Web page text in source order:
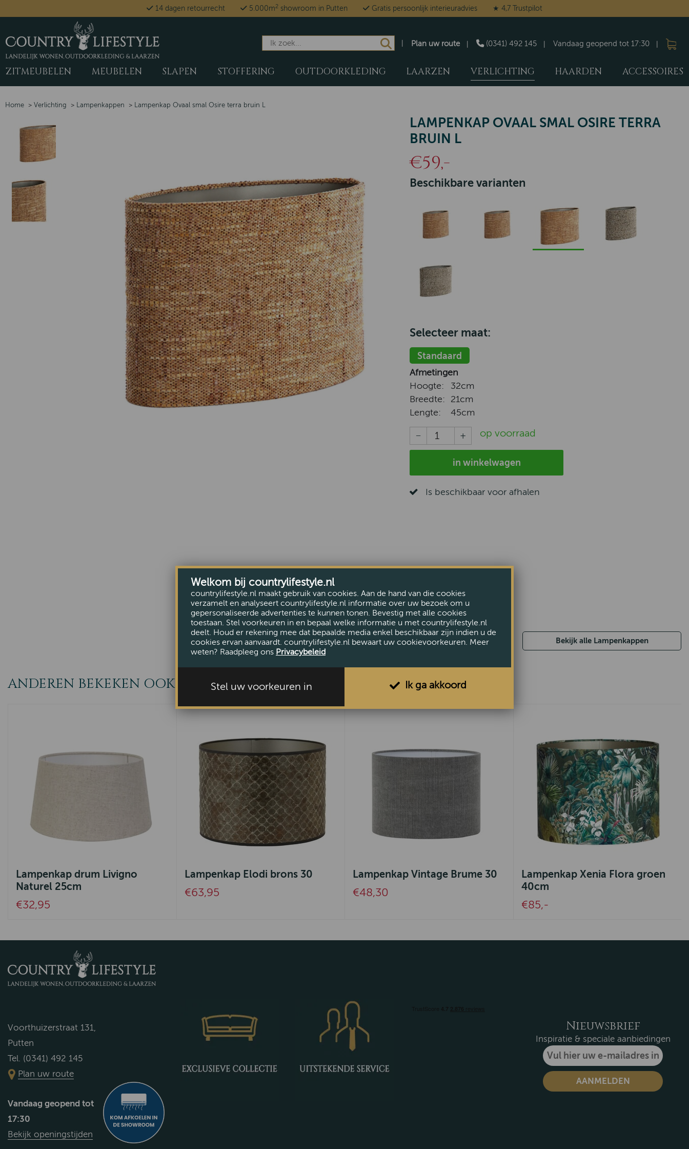
14 dagen retourrecht 5.000m2 showroom in Putten Gratis persoonlijk interieuradvies ★ 4,7 Trustpilot
Vandaag geopend tot 17:30
(0341) 492 145
Plan uw route
ZITMEUBELEN MEUBELEN SLAPEN STOFFERING OUTDOORKLEDING LAARZEN VERLICHTING HAARDEN ACCESSOIRES
Home > Verlichting > Lampenkappen > Lampenkap Ovaal smal Osire terra bruin L
LAMPENKAP OVAAL SMAL OSIRE TERRA
BRUIN L
€59,-
Beschikbare varianten
Selecteer maat:
Standaard
Afmetingen
Hoogte:
32cm
Breedte:
21cm
Lengte:
45cm
op voorraad
in winkelwagen
Is beschikbaar voor afhalen
Bekijk alle Lampenkappen
ANDEREN BEKEKEN OOK
Lampenkap drum Livigno
Naturel 25cm
€32,95
Lampenkap Elodi brons 30
€63,95
Lampenkap Vintage Brume 30
€48,30
Lampenkap Xenia Flora groen
40cm
€85,-
Voorthuizerstraat 131,
Putten
Tel. (0341) 492 145
Plan uw route
Vandaag geopend tot
17:30
Bekijk openingstijden
Nieuwsbrief
Inspiratie & speciale aanbiedingen
Welkom bij countrylifestyle.nl
countrylifestyle.nl maakt gebruik van cookies. Aan de hand van die cookies
verzamelt en analyseert countrylifestyle.nl informatie over uw bezoek om u
gepersonaliseerde advertenties te kunnen tonen. Bevestig met alle cookies
toestaan. Stel voorkeuren in en bepaal welke informatie u met countrylifestyle.nl
deelt. Houd er rekening mee dat bepaalde media enkel beschikbaar zijn indien u de
cookies ervan aanvaardt. countrylifestyle.nl bewaart uw cookievoorkeuren. Meer
weten? Raadpleeg ons Privacybeleid
Stel uw voorkeuren in Ik ga akkoord